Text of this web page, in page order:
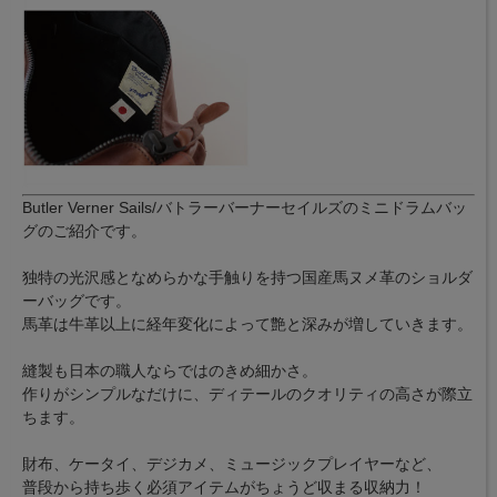
Butler Verner Sails/バトラーバーナーセイルズのミニドラムバッ
グのご紹介です。
独特の光沢感となめらかな手触りを持つ国産馬ヌメ革のショルダ
ーバッグです。
馬革は牛革以上に経年変化によって艶と深みが増していきます。
縫製も日本の職人ならではのきめ細かさ。
作りがシンプルなだけに、ディテールのクオリティの高さが際立
ちます。
財布、ケータイ、デジカメ、ミュージックプレイヤーなど、
普段から持ち歩く必須アイテムがちょうど収まる収納力！